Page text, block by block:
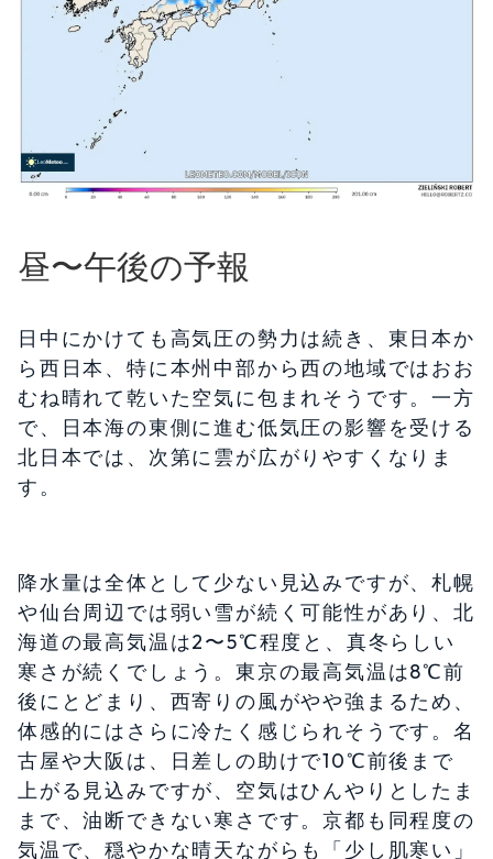
昼〜午後の予報
日中にかけても高気圧の勢力は続き、東日本か
ら西日本、特に本州中部から西の地域ではおお
むね晴れて乾いた空気に包まれそうです。一方
で、日本海の東側に進む低気圧の影響を受ける
北日本では、次第に雲が広がりやすくなりま
す。
降水量は全体として少ない見込みですが、札幌
や仙台周辺では弱い雪が続く可能性があり、北
海道の最高気温は2〜5℃程度と、真冬らしい
寒さが続くでしょう。東京の最高気温は8℃前
後にとどまり、西寄りの風がやや強まるため、
体感的にはさらに冷たく感じられそうです。名
古屋や大阪は、日差しの助けで10℃前後まで
上がる見込みですが、空気はひんやりとしたま
まで、油断できない寒さです。京都も同程度の
気温で、穏やかな晴天ながらも「少し肌寒い」